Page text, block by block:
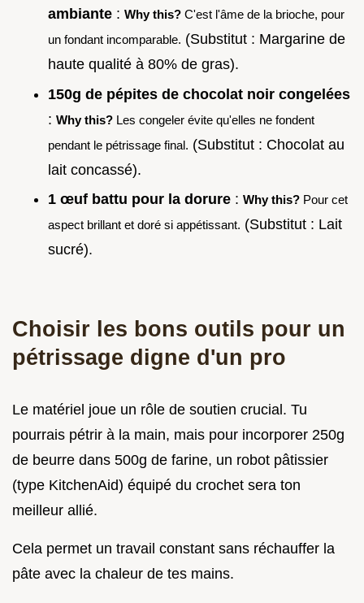
ambiante : Why this? C'est l'âme de la brioche, pour
un fondant incomparable. (Substitut : Margarine de
haute qualité à 80% de gras).
150g de pépites de chocolat noir congelées
: Why this? Les congeler évite qu'elles ne fondent
pendant le pétrissage final. (Substitut : Chocolat au
lait concassé).
1 œuf battu pour la dorure : Why this? Pour cet
aspect brillant et doré si appétissant. (Substitut : Lait
sucré).
Choisir les bons outils pour un
pétrissage digne d'un pro
Le matériel joue un rôle de soutien crucial. Tu
pourrais pétrir à la main, mais pour incorporer 250g
de beurre dans 500g de farine, un robot pâtissier
(type KitchenAid) équipé du crochet sera ton
meilleur allié.
Cela permet un travail constant sans réchauffer la
pâte avec la chaleur de tes mains.